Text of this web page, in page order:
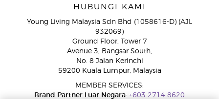
HUBUNGI KAMI
Young Living Malaysia Sdn Bhd (1058616-D) (AJL
932069)
Ground Floor, Tower 7
Avenue 3, Bangsar South,
No. 8 Jalan Kerinchi
59200 Kuala Lumpur, Malaysia
MEMBER SERVICES:
Brand Partner Luar Negara: +603 2714 8620